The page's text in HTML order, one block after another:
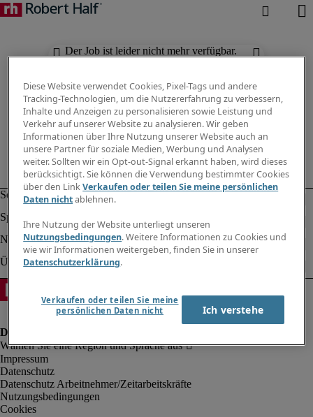
Der Job ist leider nicht mehr verfügbar.
Impressum
Datenschutz
Datenschutz Arbeitnehmer/Zeitarbeitskräfte
Nutzungsbedingungen
Cookies
Diese Website verwendet Cookies, Pixel-Tags und andere
Tracking-Technologien, um die Nutzererfahrung zu verbessern,
Inhalte und Anzeigen zu personalisieren sowie Leistung und
Verkehr auf unserer Website zu analysieren. Wir geben
Informationen über Ihre Nutzung unserer Website auch an
unsere Partner für soziale Medien, Werbung und Analysen
weiter. Sollten wir ein Opt-out-Signal erkannt haben, wird dieses
berücksichtigt. Sie können die Verwendung bestimmter Cookies
über den LinkVerkaufen oder teilen Sie meine persönlichen
Daten nichtablehnen.
Ihre Nutzung der Website unterliegt unseren
Nutzungsbedingungen. Weitere Informationen zu Cookies und
wie wir Informationen weitergeben, finden Sie in unserer
Datenschutzerklärung.
Verkaufen oder teilen Sie meine
persönlichen Daten nicht
Ich verstehe